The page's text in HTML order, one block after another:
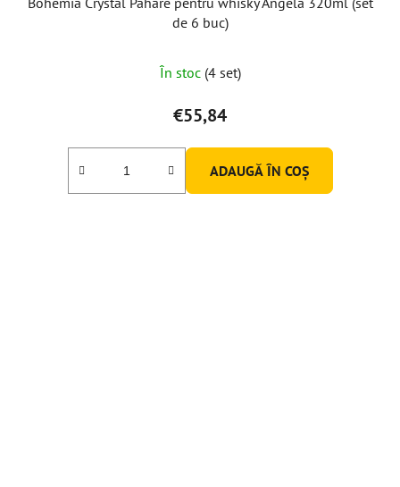
de 6 buc)
În stoc (4 set)
€55,84
ADAUGĂ ÎN COŞ